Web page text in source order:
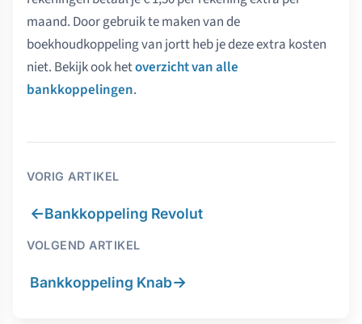
maand. Door gebruik te maken van de
boekhoudkoppeling van jortt heb je deze extra kosten
niet. Bekijk ook hetoverzicht van alle
bankkoppelingen.
VORIG ARTIKEL
←Bankkoppeling Revolut
VOLGEND ARTIKEL
Bankkoppeling Knab→